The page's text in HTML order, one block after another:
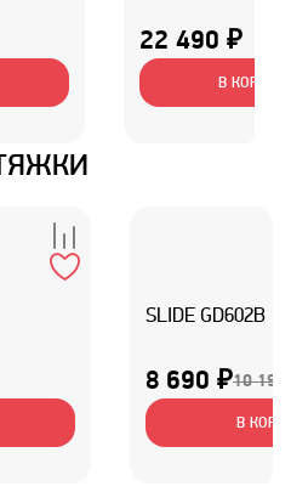
22 490 ₽
В
SLIDE GD602B
8 690 ₽10 190
В